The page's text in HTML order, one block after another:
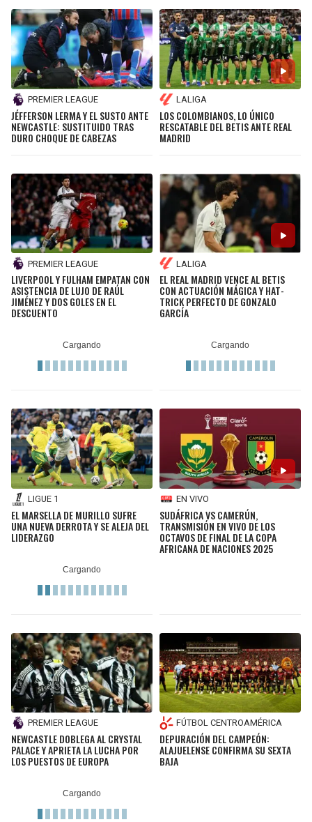
PREMIER LEAGUE
JÉFFERSON LERMA Y EL SUSTO ANTE
NEWCASTLE: SUSTITUIDO TRAS
DURO CHOQUE DE CABEZAS
LALIGA
LOS COLOMBIANOS, LO ÚNICO
RESCATABLE DEL BETIS ANTE REAL
MADRID
PREMIER LEAGUE
LIVERPOOL Y FULHAM EMPATAN CON
ASISTENCIA DE LUJO DE RAÚL
JIMÉNEZ Y DOS GOLES EN EL
DESCUENTO
LALIGA
EL REAL MADRID VENCE AL BETIS
CON ACTUACIÓN MÁGICA Y HAT-
TRICK PERFECTO DE GONZALO
GARCÍA
LIGUE 1
EL MARSELLA DE MURILLO SUFRE
UNA NUEVA DERROTA Y SE ALEJA DEL
LIDERAZGO
EN VIVO
SUDÁFRICA VS CAMERÚN,
TRANSMISIÓN EN VIVO DE LOS
OCTAVOS DE FINAL DE LA COPA
AFRICANA DE NACIONES 2025
PREMIER LEAGUE
NEWCASTLE DOBLEGA AL CRYSTAL
PALACE Y APRIETA LA LUCHA POR
LOS PUESTOS DE EUROPA
FÚTBOL CENTROAMÉRICA
DEPURACIÓN DEL CAMPEÓN:
ALAJUELENSE CONFIRMA SU SEXTA
BAJA